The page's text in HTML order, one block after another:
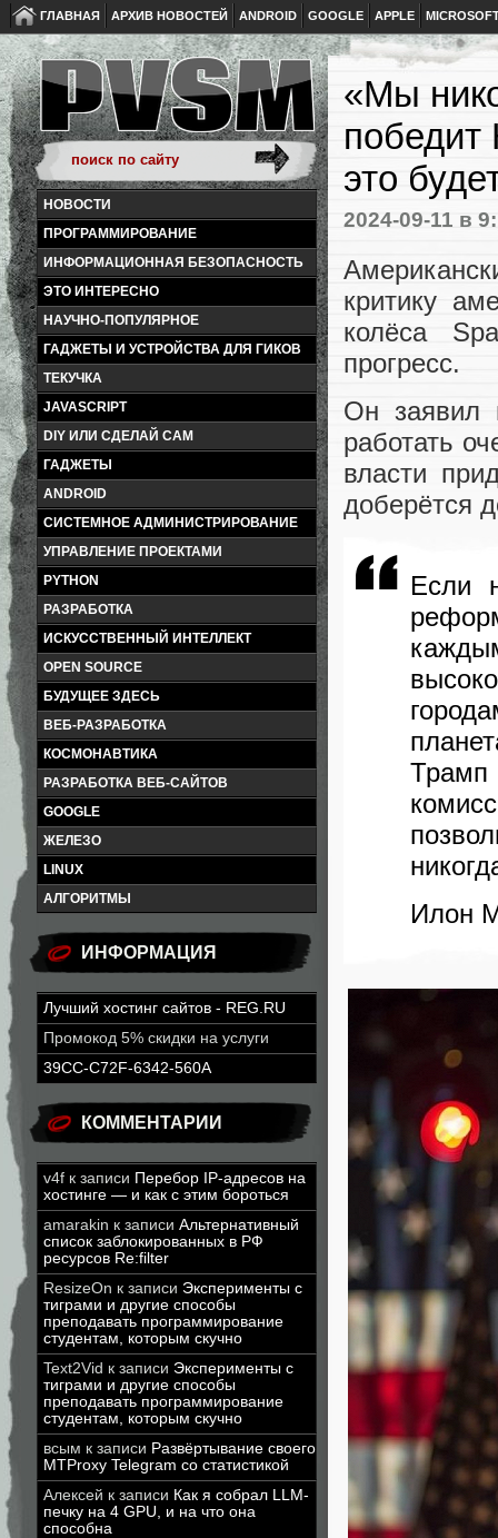
ГЛАВНАЯ АРХИВ НОВОСТЕЙ ANDROID GOOGLE APPLE
НОВОСТИ
ПРОГРАММИРОВАНИЕ
ИНФОРМАЦИОННАЯ БЕЗОПАСНОСТЬ
ЭТО ИНТЕРЕСНО
НАУЧНО-ПОПУЛЯРНОЕ
ГАДЖЕТЫ И УСТРОЙСТВА ДЛЯ ГИКОВ
ТЕКУЧКА
JAVASCRIPT
DIY ИЛИ СДЕЛАЙ САМ
ГАДЖЕТЫ
ANDROID
СИСТЕМНОЕ АДМИНИСТРИРОВАНИЕ
УПРАВЛЕНИЕ ПРОЕКТАМИ
PYTHON
РАЗРАБОТКА
ИСКУССТВЕННЫЙ ИНТЕЛЛЕКТ
OPEN SOURCE
БУДУЩЕЕ ЗДЕСЬ
ВЕБ-РАЗРАБОТКА
КОСМОНАВТИКА
РАЗРАБОТКА ВЕБ-САЙТОВ
GOOGLE
ЖЕЛЕЗО
LINUX
АЛГОРИТМЫ
ИНФОРМАЦИЯ
Лучший хостинг сайтов - REG.RU
Промокод 5% скидки на услуги
39CC-C72F-6342-560A
КОММЕНТАРИИ
v4f к записи Перебор IP-адресов на
хостинге — и как с этим бороться
amarakin к записи Альтернативный
список заблокированных в РФ
ресурсов Re:filter
ResizeOn к записи Эксперименты с
тиграми и другие способы
преподавать программирование
студентам, которым скучно
Text2Vid к записи Эксперименты с
тиграми и другие способы
преподавать программирование
студентам, которым скучно
всым к записи Развёртывание своего
MTProxy Telegram со статистикой
Алексей к записи Как я собрал LLM-
печку на 4 GPU, и на что она
способна
«Мы
это
2024-09-11 в
критику
колёса
прогресс.
Он заявил
работать
власти
доберётся
Если
Илон